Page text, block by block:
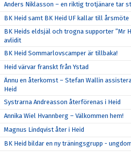
Anders Niklasson – en riktig trotjänare tar
BK Heid samt BK Heid UF kallar till årsmöte
BK Heids eldsjäl och trogna supporter ”Mr
avlidit
BK Heid Sommarlovscamper är tillbaka!
Heid värvar franskt från Ystad
Ännu en återkomst – Stefan Wallin
Heid
Systrarna Andreasson återförenas i Heid
Annika Wiel Hvannberg – Välkommen hem!
Magnus Lindqvist åter i Heid
BK Heid bildar en ny träningsgrupp -